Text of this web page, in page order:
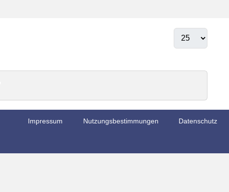
Impressum Nutzungsbestimmungen Datenschutz